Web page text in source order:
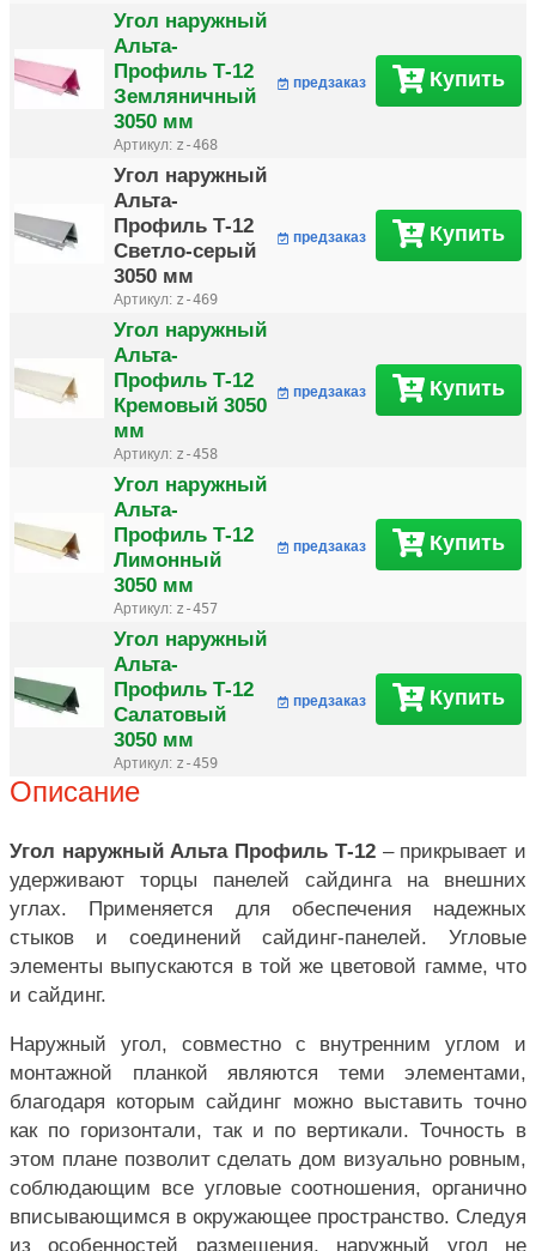
Угол наружный
Альта-
Профиль Т-12
Земляничный
3050 мм
Артикул: z-468
предзаказ Купить
Угол наружный
Альта-
Профиль Т-12
Светло-серый
3050 мм
Артикул: z-469
предзаказ Купить
Угол наружный
Альта-
Профиль Т-12
Кремовый 3050
мм
Артикул: z-458
предзаказ Купить
Угол наружный
Альта-
Профиль Т-12
Лимонный
3050 мм
Артикул: z-457
предзаказ Купить
Угол наружный
Альта-
Профиль Т-12
Салатовый
3050 мм
Артикул: z-459
предзаказ Купить
Описание
Угол наружный Альта Профиль Т-12– прикрывает и
удерживают торцы панелей сайдинга на внешних
углах. Применяется для обеспечения надежных
стыков и соединений сайдинг-панелей. Угловые
элементы выпускаются в той же цветовой гамме, что
и сайдинг.
Наружный угол, совместно с внутренним углом и
монтажной планкой являются теми элементами,
благодаря которым сайдинг можно выставить точно
как по горизонтали, так и по вертикали. Точность в
этом плане позволит сделать дом визуально ровным,
соблюдающим все угловые соотношения, органично
вписывающимся в окружающее пространство. Следуя
из особенностей размещения, наружный угол не